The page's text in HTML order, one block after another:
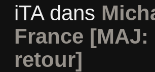
iTAdans
France
retour]